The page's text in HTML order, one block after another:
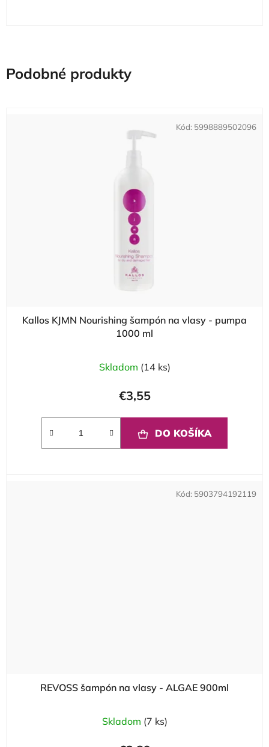
Podobné produkty
Kallos KJMN Nourishing šampón na vlasy - pumpa
1000 ml
Skladom (14 ks)
€3,55
DO KOŠÍKA
Kód: 5998889502096
REVOSS šampón na vlasy - ALGAE 900ml
Skladom (7 ks)
Kód: 5903794192119